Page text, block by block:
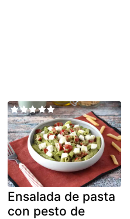
Ensalada de pasta
con pesto de